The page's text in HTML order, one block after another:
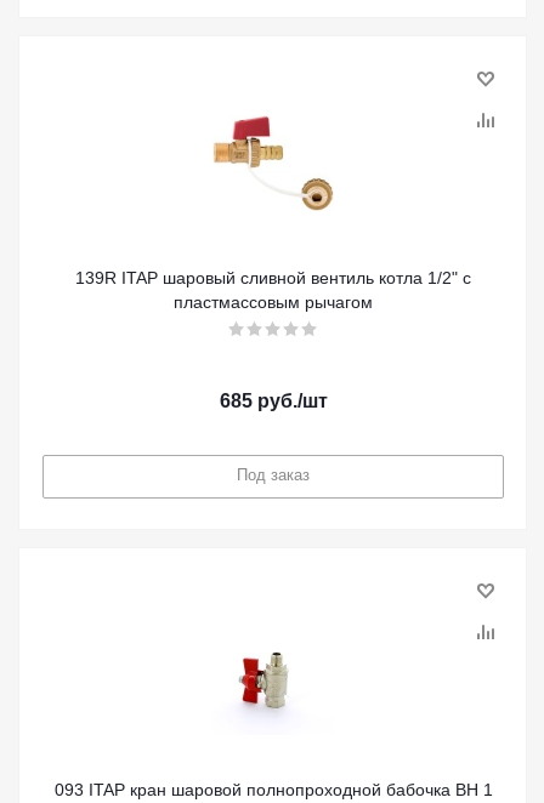
139R ITAP шаровый сливной вентиль котла 1/2" с
пластмассовым рычагом
685руб./шт
Под заказ
093 ITAP кран шаровой полнопроходной бабочка ВН 1